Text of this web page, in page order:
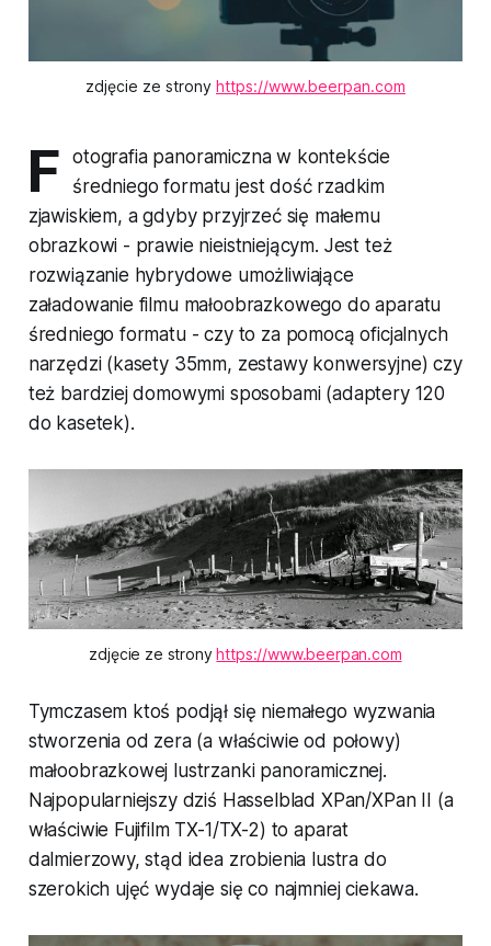
zdjęcie ze strony https://www.beerpan.com
F
otografia panoramiczna w kontekście
średniego formatu jest dość rzadkim
zjawiskiem, a gdyby przyjrzeć się małemu
obrazkowi - prawie nieistniejącym. Jest też
rozwiązanie hybrydowe umożliwiające
załadowanie filmu małoobrazkowego do aparatu
średniego formatu - czy to za pomocą oficjalnych
narzędzi (kasety 35mm, zestawy konwersyjne) czy
też bardziej domowymi sposobami (adaptery 120
do kasetek).
zdjęcie ze strony https://www.beerpan.com
Tymczasem ktoś podjął się niemałego wyzwania
stworzenia od zera (a właściwie od połowy)
małoobrazkowej lustrzanki panoramicznej.
Najpopularniejszy dziś Hasselblad XPan/XPan II (a
właściwie Fujifilm TX-1/TX-2) to aparat
dalmierzowy, stąd idea zrobienia lustra do
szerokich ujęć wydaje się co najmniej ciekawa.